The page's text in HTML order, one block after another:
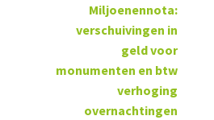
Miljoenennota:
verschuivingen in
geld voor
monumenten en btw
verhoging
overnachtingen